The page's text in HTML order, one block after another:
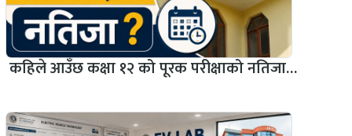
कहिले आउँछ कक्षा १२ को पूरक परीक्षाको नतिजा…